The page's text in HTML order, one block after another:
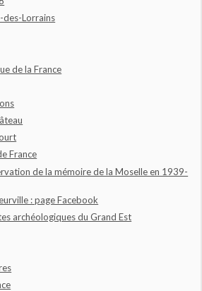
des-Lorrains
de la France
France
de la mémoire de la Moselle en 1939-
: page Facebook
archéologiques du Grand Est